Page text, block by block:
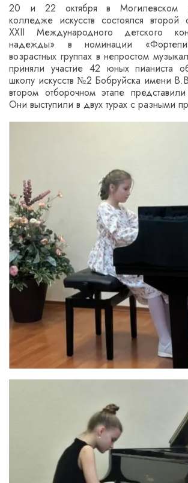
20 и 22 октября в Могилевском
колледже искусств состоялся второй
XXII Международного детского
надежды» в номинации
возрастных группах в непростом
приняли участие 42 юных пианиста
школу искусств №2 Бобруйска имени
втором отборочном этапе
Они выступили в двух турах с разными